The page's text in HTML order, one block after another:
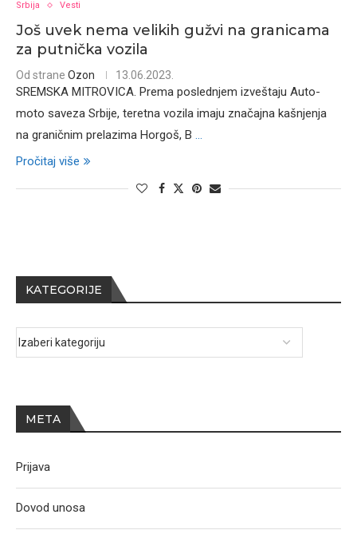
Srbija Vesti
Još uvek nema velikih gužvi na granicama
za putnička vozila
Od strane Ozon 13.06.2023.
SREMSKA MITROVICA. Prema poslednjem izveštaju Auto-
moto saveza Srbije, teretna vozila imaju značajna kašnjenja
na graničnim prelazima Horgoš, B ...
Pročitaj više
KATEGORIJE
META
Prijava
Dovod unosa